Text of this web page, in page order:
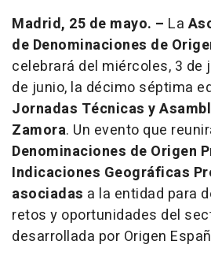
Madrid, 25 de mayo. – La
de Denominaciones de
celebrará del miércoles, 3 de
de junio, la décimo séptima
Jornadas Técnicas y
Zamora. Un evento que
Denominaciones de Origen
Indicaciones Geográficas
asociadas a la entidad para
retos y oportunidades del
desarrollada por Origen